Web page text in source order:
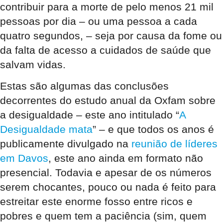
contribuir para a morte de pelo menos 21 mil
pessoas por dia – ou uma pessoa a cada
quatro segundos, – seja por causa da fome ou
da falta de acesso a cuidados de saúde que
salvam vidas.
Estas são algumas das conclusões
decorrentes do estudo anual da Oxfam sobre
a desigualdade – este ano intitulado “A
Desigualdade mata” – e que todos os anos é
publicamente divulgado na reunião de líderes
em Davos, este ano ainda em formato não
presencial. Todavia e apesar de os números
serem chocantes, pouco ou nada é feito para
estreitar este enorme fosso entre ricos e
pobres e quem tem a paciência (sim, quem